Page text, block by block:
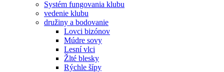
Systém fungovania klubu
vedenie klubu
družiny a bodovanie
Lovci bizónov
Múdre sovy
Lesní vlci
Žlté blesky
Rýchle šípy